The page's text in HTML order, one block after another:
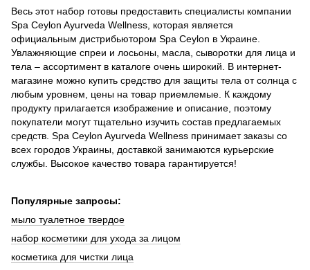
Весь этот набор готовы предоставить специалисты компании
Spa Ceylon Ayurveda Wellness, которая является
официальным дистрибьютором Spa Ceylon в Украине.
Увлажняющие спреи и лосьоны, масла, сыворотки для лица и
тела – ассортимент в каталоге очень широкий. В интернет-
магазине можно купить средство для защиты тела от солнца с
любым уровнем, цены на товар приемлемые. К каждому
продукту прилагается изображение и описание, поэтому
покупатели могут тщательно изучить состав предлагаемых
средств. Spa Ceylon Ayurveda Wellness принимает заказы со
всех городов Украины, доставкой занимаются курьерские
службы. Высокое качество товара гарантируется!
Популярные запросы:
мыло туалетное твердое
набор косметики для ухода за лицом
косметика для чистки лица